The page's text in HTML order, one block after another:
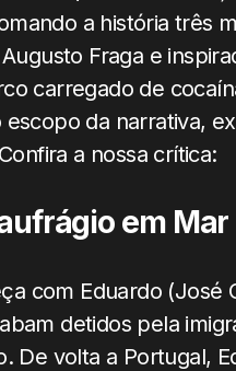
a história três
Fraga e
carregado de
da narrativa,
a nossa crítica:
em
com Eduardo (José
detidos pela
De volta a Portugal,